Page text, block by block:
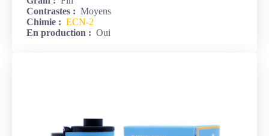
Contrastes : Moyens
Chimie : ECN-2
En production : Oui